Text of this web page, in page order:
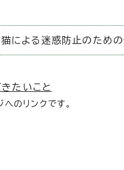
による迷惑防止のため
たいこと
のリンクです。